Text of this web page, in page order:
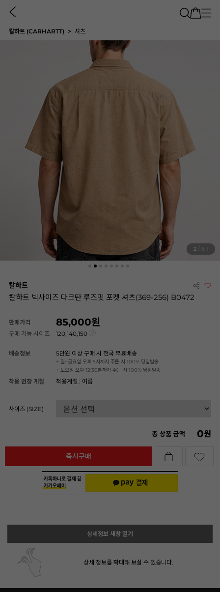
칼하트 (CARHARTT) 셔츠
2 / 8
칼하트
칼하트 빅사이즈 다크탄 루즈핏 포켓 셔츠(369-256) B0472
판매가격 85,000
구매 가능 사이즈 120,140,150
배송정보 5만원 이상 구매 시 전국 무료배송
+ 월~금요일 오후 5시까지 주문 시 100% 당일발송
+ 토요일 오후 12:30분까지 주문 시 100% 당일발송
착용 권장 계절 적용계절 : 여름
사이즈 (SIZE)
총 상품 금액 0원
즉시구매
상세정보 새창 열기
상세 정보를 확대해 보실 수 있습니다.